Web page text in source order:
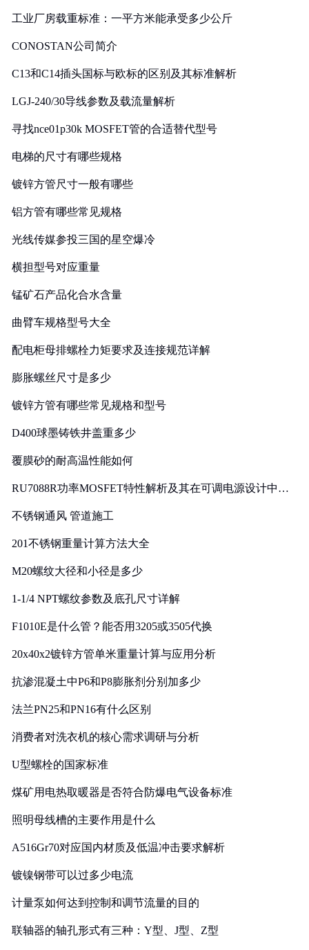
工业厂房载重标准：一平方米能承受多少公斤
CONOSTAN公司简介
C13和C14插头国标与欧标的区别及其标准解析
LGJ-240/30导线参数及载流量解析
寻找nce01p30k MOSFET管的合适替代型号
电梯的尺寸有哪些规格
镀锌方管尺寸一般有哪些
铝方管有哪些常见规格
光线传媒参投三国的星空爆冷
横担型号对应重量
锰矿石产品化合水含量
曲臂车规格型号大全
配电柜母排螺栓力矩要求及连接规范详解
膨胀螺丝尺寸是多少
镀锌方管有哪些常见规格和型号
D400球墨铸铁井盖重多少
覆膜砂的耐高温性能如何
RU7088R功率MOSFET特性解析及其在可调电源设计中的
不锈钢通风 管道施工
201不锈钢重量计算方法大全
M20螺纹大径和小径是多少
1-1/4 NPT螺纹参数及底孔尺寸详解
F1010E是什么管？能否用3205或3505代换
20x40x2镀锌方管单米重量计算与应用分析
抗渗混凝土中P6和P8膨胀剂分别加多少
法兰PN25和PN16有什么区别
消费者对洗衣机的核心需求调研与分析
U型螺栓的国家标准
煤矿用电热取暖器是否符合防爆电气设备标准
照明母线槽的主要作用是什么
A516Gr70对应国内材质及低温冲击要求解析
镀镍钢带可以过多少电流
计量泵如何达到控制和调节流量的目的
联轴器的轴孔形式有三种：Y型、J型、Z型